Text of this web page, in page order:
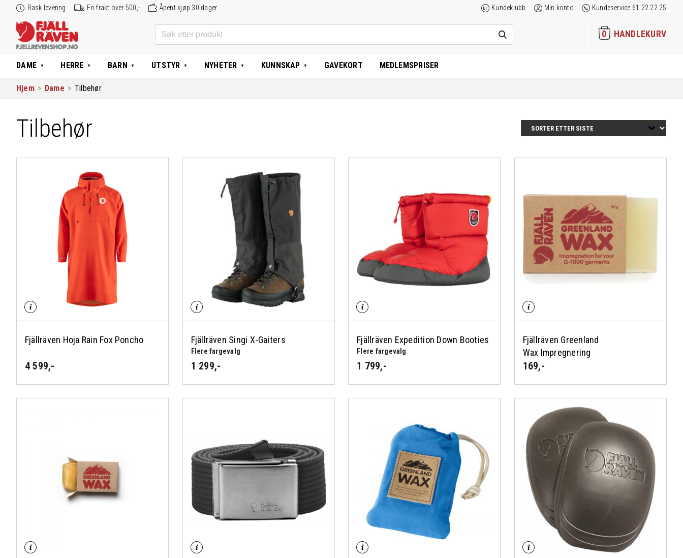
Hopp
til
innhold
Rask levering Fri frakt over 500,- Åpent kjøp 30 dager Kundeklubb Min konto Kundeservice 61 22 22 25
Søk
etter:
0 HANDLEKURV
DAME HERRE BARN UTSTYR NYHETER KUNNSKAP GAVEKORT MEDLEMSPRISER
Hjem > Dame > Tilbehør
Tilbehør
Fjällräven Hoja Rain Fox Poncho
4 599,-
Fjällräven Singi X-Gaiters
Flere fargevalg
1 299,-
Logg inn eller bli medlem for å se
medlemspris
Fjällräven Expedition Down Booties
Flere fargevalg
1 799,-
Fjällräven Greenland
Wax Impregnering
169,-